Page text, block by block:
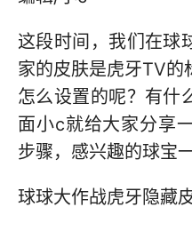
这段时间，我们在球
家的皮肤是虎牙TV的
怎么设置的呢？有什
面小c就给大家分享
步骤，感兴趣的球宝
球球大作战虎牙隐藏